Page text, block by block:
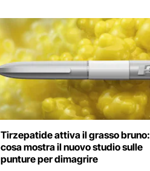
Tirzepatide attiva il grasso bruno:
cosa mostra il nuovo studio sulle
punture per dimagrire